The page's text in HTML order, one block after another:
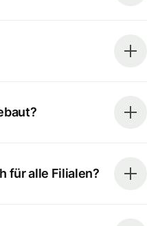
für alle Filialen?